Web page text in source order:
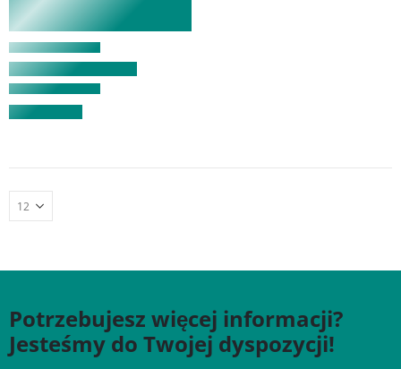
Potrzebujesz więcej informacji?
Jesteśmy do Twojej dyspozycji!